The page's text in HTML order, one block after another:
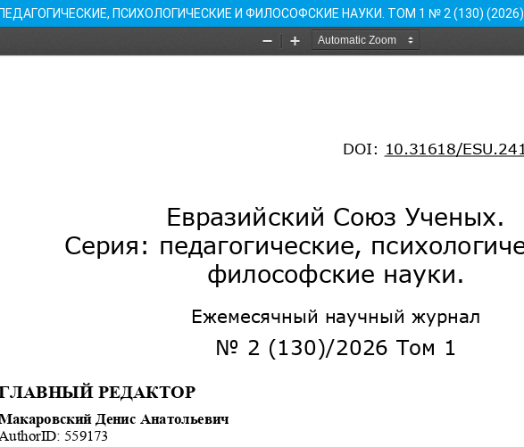
ПСИХОЛОГИЧЕСКИЕ И ФИЛОСОФСКИЕ НАУКИ. ТОМ 1 № 2 (130) (2026)